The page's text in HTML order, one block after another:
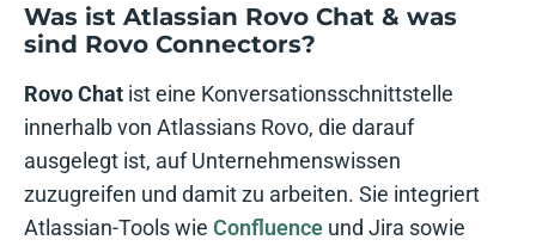
Was ist Atlassian Rovo Chat & was
sind Rovo Connectors?
Rovo Chat ist eine Konversationsschnittstelle
innerhalb von Atlassians Rovo, die darauf
ausgelegt ist, auf Unternehmenswissen
zuzugreifen und damit zu arbeiten. Sie integriert
Atlassian-Tools wie Confluence und Jira sowie